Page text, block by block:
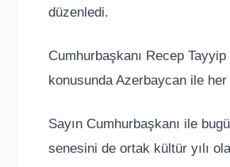
düzenledi.
Cumhurbaşkanı Recep
konusunda Azerbaycan ile her
Sayın Cumhurbaşkanı ile
senesini de ortak kültür yılı